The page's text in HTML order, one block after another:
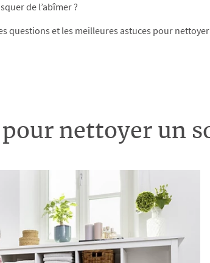
de l’abîmer ?
questions et les meilleures astuces pour
nettoyer un